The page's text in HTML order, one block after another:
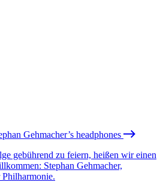
Gehmacher’s headphones
gebührend zu feiern, heißen wir einen
Stephan Gehmacher,